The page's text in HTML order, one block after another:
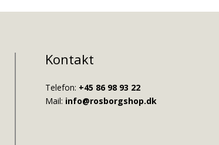
Kontakt
Telefon: +45 86 98 93 22
Mail: info@rosborgshop.dk